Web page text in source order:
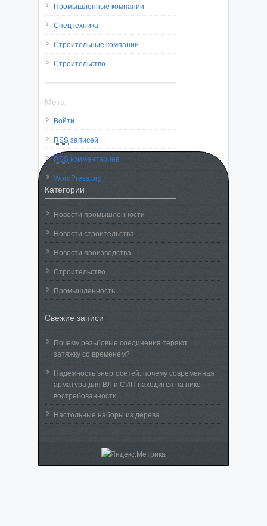
Промышленные компании
Спецтехника
Строительные компании
Строительство
Мета
Войти
RSSзаписей
RSSкомментариев
WordPress.org
Категории
Новости промышленности
Новости строительства
Новости производства
Строительство
Промышленность
Свежие записи
Почему резьбовые соединения теряют
затяжку со временем?
Надежность энергосетей: почему современная
арматура для ВЛ и СИП находится на пике
востребованности
Настольные наборы из дерева